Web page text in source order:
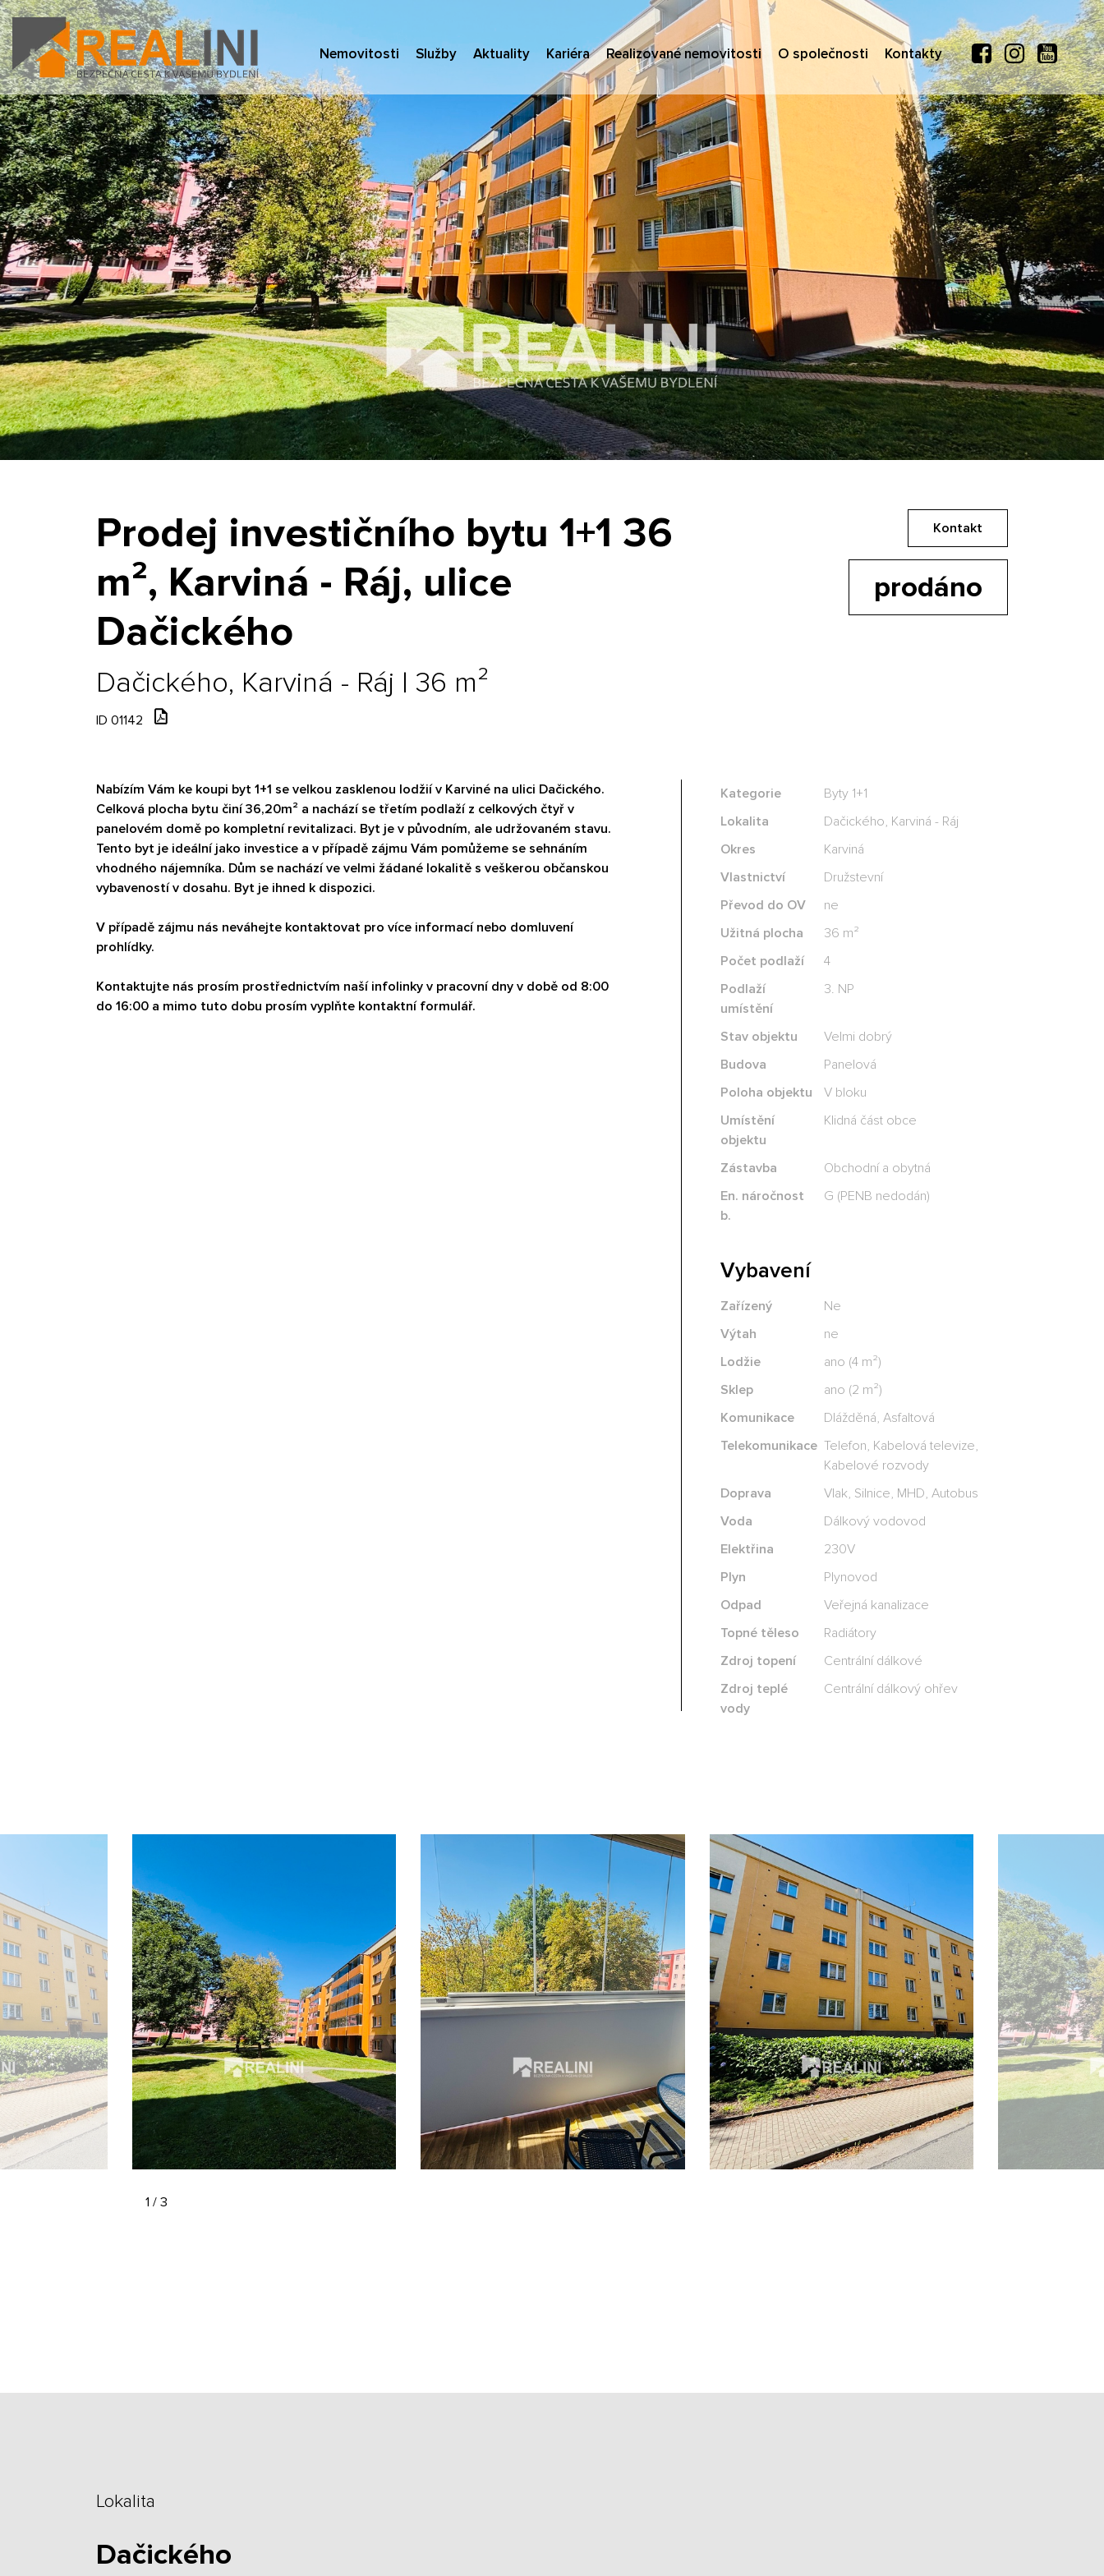
Nemovitosti Služby Aktuality Kariéra Realizované nemovitosti O společnosti Kontakty
Prodej investičního bytu 1+1 36
m², Karviná - Ráj, ulice
Dačického
Dačického, Karviná - Ráj | 36 m²
ID 01142
Kontakt
prodáno
Nabízím Vám ke koupi byt 1+1 se velkou zasklenou lodžií v Karviné na ulici Dačického.
Celková plocha bytu činí 36,20m² a nachází se třetím podlaží z celkových čtyř v
panelovém domě po kompletní revitalizaci. Byt je v původním, ale udržovaném stavu.
Tento byt je ideální jako investice a v případě zájmu Vám pomůžeme se sehnáním
vhodného nájemníka. Dům se nachází ve velmi žádané lokalitě s veškerou občanskou
vybaveností v dosahu. Byt je ihned k dispozici.
V případě zájmu nás neváhejte kontaktovat pro více informací nebo domluvení
prohlídky.
Kontaktujte nás prosím prostřednictvím naší infolinky v pracovní dny v době od 8:00
do 16:00 a mimo tuto dobu prosím vyplňte kontaktní formulář.
Kategorie
Byty 1+1
Lokalita
Dačického, Karviná - Ráj
Okres
Karviná
Vlastnictví
Družstevní
Převod do OV
ne
Užitná plocha
36 m²
Počet podlaží
4
Podlaží
umístění
3. NP
Stav objektu
Velmi dobrý
Budova
Panelová
Poloha objektu
V bloku
Umístění
objektu
Klidná část obce
Zástavba
Obchodní a obytná
En. náročnost
b.
G (PENB nedodán)
Vybavení
Zařízený
Ne
Výtah
ne
Lodžie
ano (4 m²)
Sklep
ano (2 m²)
Komunikace
Dlážděná, Asfaltová
Telekomunikace Telefon, Kabelová televize,
Kabelové rozvody
Doprava
Vlak, Silnice, MHD, Autobus
Voda
Dálkový vodovod
Elektřina
230V
Plyn
Plynovod
Odpad
Veřejná kanalizace
Topné těleso
Radiátory
Zdroj topení
Centrální dálkové
Zdroj teplé
vody
Centrální dálkový ohřev
1 / 3
Lokalita
Dačického